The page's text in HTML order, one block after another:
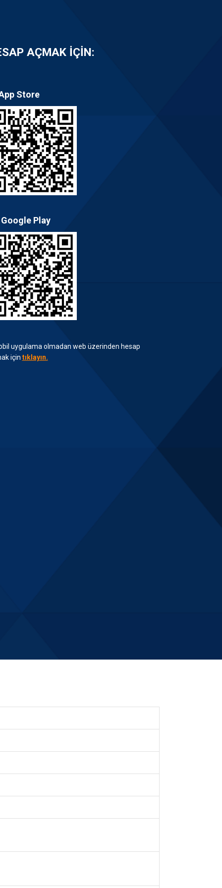
AÇMAK İÇIN:
Store
Google Play
uygulama olmadan web üzerinden hesap
için tıklayın.